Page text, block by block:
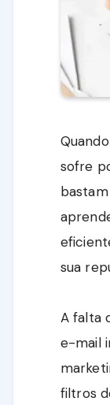
sofre
sua
A falta
e-mail
filtros